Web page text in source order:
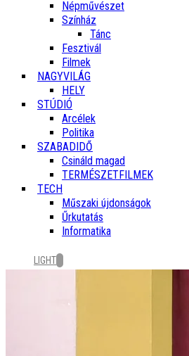
Népművészet
Színház
Tánc
Fesztivál
Filmek
NAGYVILÁG
HELY
STÚDIÓ
Arcélek
Politika
SZABADIDŐ
Csináld magad
TERMÉSZETFILMEK
TECH
Műszaki újdonságok
Űrkutatás
Informatika
LIGHT